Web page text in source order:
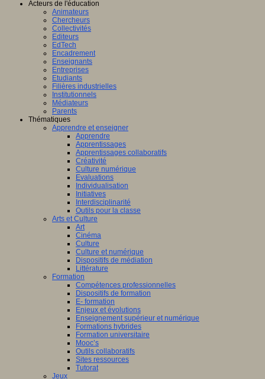
Acteurs de l'éducation
Animateurs
Chercheurs
Collectivités
Editeurs
EdTech
Encadrement
Enseignants
Entreprises
Etudiants
Filières industrielles
Institutionnels
Médiateurs
Parents
Thématiques
Apprendre et enseigner
Apprendre
Apprentissages
Apprentissages collaboratifs
Créativité
Culture numérique
Evaluations
Individualisation
Initiatives
Interdisciplinarité
Outils pour la classe
Arts et Culture
Art
Cinéma
Culture
Culture et numérique
Dispositifs de médiation
Littérature
Formation
Compétences professionnelles
Dispositifs de formation
E- formation
Enjeux et évolutions
Enseignement supérieur et numérique
Formations hybrides
Formation universitaire
Mooc’s
Outils collaboratifs
Sites ressources
Tutorat
Jeux